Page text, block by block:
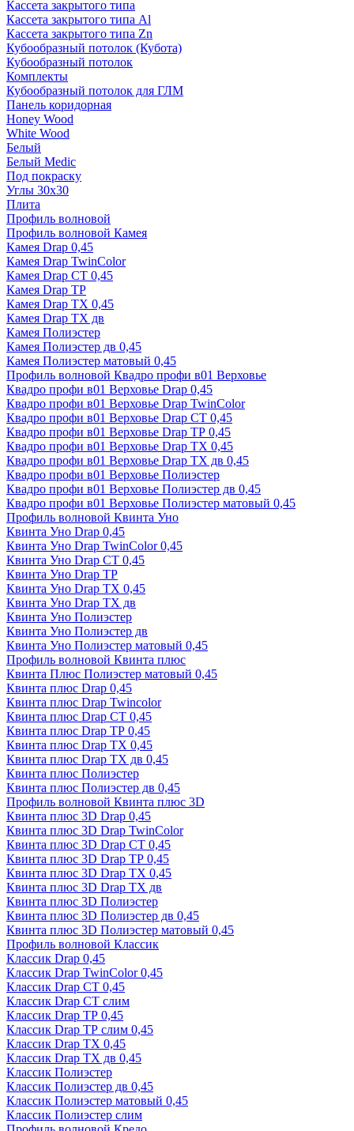
Кассета закрытого типа
Кассета закрытого типа Al
Кассета закрытого типа Zn
Кубообразный потолок (Кубота)
Кубообразный потолок
Комплекты
Кубообразный потолок для ГЛМ
Панель коридорная
Honey Wood
White Wood
Белый
Белый Medic
Под покраску
Углы 30х30
Плита
Профиль волновой
Профиль волновой Камея
Камея Drap 0,45
Камея Drap TwinColor
Камея Drap СТ 0,45
Камея Drap ТР
Камея Drap ТХ 0,45
Камея Drap ТХ дв
Камея Полиэстер
Камея Полиэстер дв 0,45
Камея Полиэстер матовый 0,45
Профиль волновой Квадро профи в01 Верховье
Квадро профи в01 Верховье Drap 0,45
Квадро профи в01 Верховье Drap TwinColor
Квадро профи в01 Верховье Drap СТ 0,45
Квадро профи в01 Верховье Drap ТР 0,45
Квадро профи в01 Верховье Drap ТХ 0,45
Квадро профи в01 Верховье Drap ТХ дв 0,45
Квадро профи в01 Верховье Полиэстер
Квадро профи в01 Верховье Полиэстер дв 0,45
Квадро профи в01 Верховье Полиэстер матовый 0,45
Профиль волновой Квинта Уно
Квинта Уно Drap 0,45
Квинта Уно Drap TwinColor 0,45
Квинта Уно Drap СТ 0,45
Квинта Уно Drap ТР
Квинта Уно Drap ТХ 0,45
Квинта Уно Drap ТХ дв
Квинта Уно Полиэстер
Квинта Уно Полиэстер дв
Квинта Уно Полиэстер матовый 0,45
Профиль волновой Квинта плюс
Квинта Плюс Полиэстер матовый 0,45
Квинта плюс Drap 0,45
Квинта плюс Drap Twincolor
Квинта плюс Drap СТ 0,45
Квинта плюс Drap ТР 0,45
Квинта плюс Drap ТХ 0,45
Квинта плюс Drap ТХ дв 0,45
Квинта плюс Полиэстер
Квинта плюс Полиэстер дв 0,45
Профиль волновой Квинта плюс 3D
Квинта плюс 3D Drap 0,45
Квинта плюс 3D Drap TwinColor
Квинта плюс 3D Drap СТ 0,45
Квинта плюс 3D Drap ТР 0,45
Квинта плюс 3D Drap ТХ 0,45
Квинта плюс 3D Drap ТХ дв
Квинта плюс 3D Полиэстер
Квинта плюс 3D Полиэстер дв 0,45
Квинта плюс 3D Полиэстер матовый 0,45
Профиль волновой Классик
Классик Drap 0,45
Классик Drap TwinColor 0,45
Классик Drap СТ 0,45
Классик Drap СТ слим
Классик Drap ТР 0,45
Классик Drap ТР слим 0,45
Классик Drap ТХ 0,45
Классик Drap ТХ дв 0,45
Классик Полиэстер
Классик Полиэстер дв 0,45
Классик Полиэстер матовый 0,45
Классик Полиэстер слим